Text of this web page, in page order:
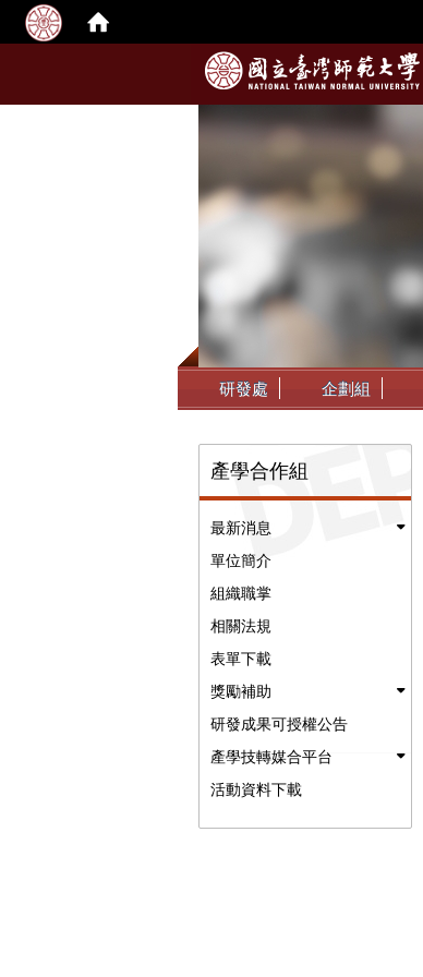
::: 研發處 企劃組
產學合作組
最新消息
單位簡介
組織職掌
相關法規
表單下載
獎勵補助
研發成果可授權公告
產學技轉媒合平台
活動資料下載